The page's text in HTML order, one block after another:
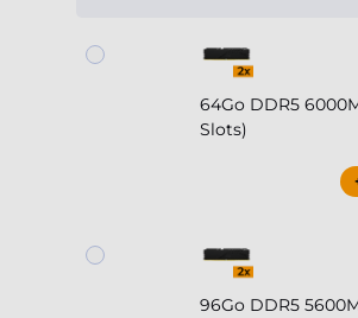
64Go DDR5
Slots)
96Go DDR5